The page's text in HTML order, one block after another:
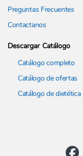
Preguntas Frecuentes
Contactanos
Descargar Catálogo
Catálogo completo
Catálogo de ofertas
Catálogo de dietética